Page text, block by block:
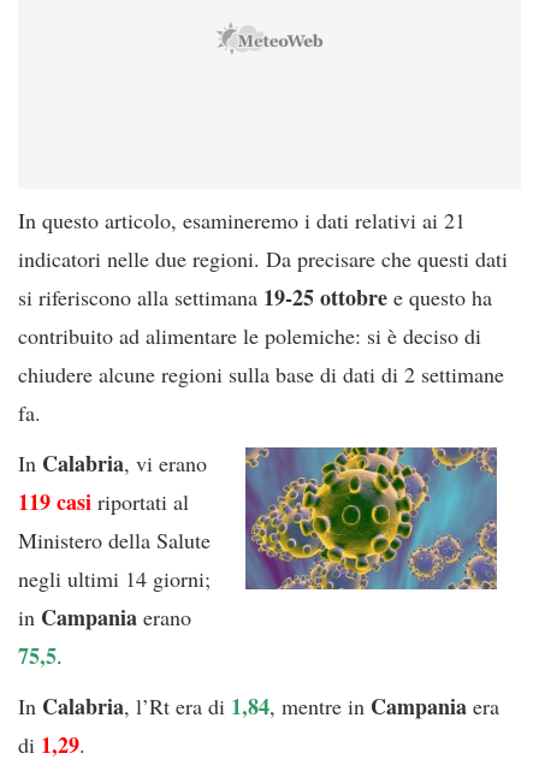
In questo articolo, esamineremo i dati relativi ai 21
indicatori nelle due regioni. Da precisare che questi dati
si riferiscono alla settimana 19-25 ottobre e questo ha
contribuito ad alimentare le polemiche: si è deciso di
chiudere alcune regioni sulla base di dati di 2 settimane
fa.
In Calabria, vi erano
119 casi riportati al
Ministero della Salute
negli ultimi 14 giorni;
in Campania erano
75,5.
In Calabria, l’Rt era di 1,84, mentre in Campania era
di 1,29.